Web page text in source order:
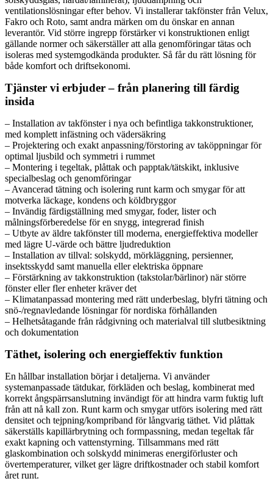
ventilationslösningar efter behov. Vi installerar takfönster från Velux,
Fakro och Roto, samt andra märken om du önskar en annan
leverantör. Vid större ingrepp förstärker vi konstruktionen enligt
gällande normer och säkerställer att alla genomföringar tätas och
isoleras med systemgodkända produkter. Så får du rätt lösning för
både komfort och driftsekonomi.
Tjänster vi erbjuder – från planering till färdig
insida
– Installation av takfönster i nya och befintliga takkonstruktioner,
med komplett infästning och vädersäkring
– Projektering och exakt anpassning/förstoring av taköppningar för
optimal ljusbild och symmetri i rummet
– Montering i tegeltak, plåttak och papptak/tätskikt, inklusive
specialbeslag och genomföringar
– Avancerad tätning och isolering runt karm och smygar för att
motverka läckage, kondens och köldbryggor
– Invändig färdigställning med smygar, foder, lister och
målningsförberedelse för en snygg, integrerad finish
– Utbyte av äldre takfönster till moderna, energieffektiva modeller
med lägre U-värde och bättre ljudreduktion
– Installation av tillval: solskydd, mörkläggning, persienner,
insektsskydd samt manuella eller elektriska öppnare
– Förstärkning av takkonstruktion (takstolar/bärlinor) när större
fönster eller fler enheter kräver det
– Klimatanpassad montering med rätt underbeslag, blyfri tätning och
snö-/regnavledande lösningar för nordiska förhållanden
– Helhetsåtagande från rådgivning och materialval till slutbesiktning
och dokumentation
Täthet, isolering och energieffektiv funktion
En hållbar installation börjar i detaljerna. Vi använder
systemanpassade tätdukar, förkläden och beslag, kombinerat med
korrekt ångspärrsanslutning invändigt för att hindra varm fuktig luft
från att nå kall zon. Runt karm och smygar utförs isolering med rätt
densitet och tejpning/kompriband för långvarig täthet. Vid plåttak
säkerställs kapillärbrytning och formpassning, medan tegeltak får
exakt kapning och vattenstyrning. Tillsammans med rätt
glaskombination och solskydd minimeras energiförluster och
övertemperaturer, vilket ger lägre driftkostnader och stabil komfort
året runt.